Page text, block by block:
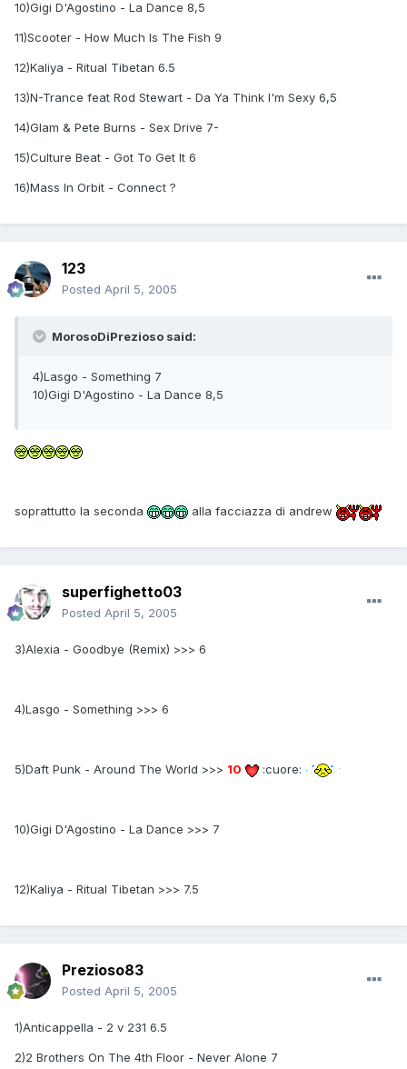
10)Gigi D'Agostino - La Dance 8,5
11)Scooter - How Much Is The Fish 9
12)Kaliya - Ritual Tibetan 6.5
13)N-Trance feat Rod Stewart - Da Ya Think I'm Sexy 6,5
14)Glam & Pete Burns - Sex Drive 7-
15)Culture Beat - Got To Get It 6
16)Mass In Orbit - Connect ?
123
Posted April 5, 2005
MorosoDiPrezioso said:
4)Lasgo - Something 7
10)Gigi D'Agostino - La Dance 8,5
soprattutto la seconda alla facciazza di andrew
superfighetto03
Posted April 5, 2005
3)Alexia - Goodbye (Remix) >>> 6
4)Lasgo - Something >>> 6
5)Daft Punk - Around The World >>> 10 :cuore:
10)Gigi D'Agostino - La Dance >>> 7
12)Kaliya - Ritual Tibetan >>> 7.5
Prezioso83
Posted April 5, 2005
1)Anticappella - 2 v 231 6.5
2)2 Brothers On The 4th Floor - Never Alone 7